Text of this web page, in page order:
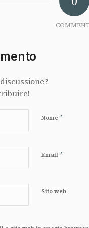
Nome*
Email*
Sito web